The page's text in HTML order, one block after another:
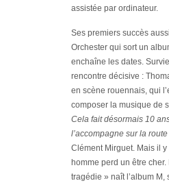
assistée par ordinateur.
Ses premiers succès
Orchester qui sort un
enchaîne les dates.
rencontre décisive :
en scène rouennais, qui
composer la musique de
Cela fait désormais 10
l’accompagne sur la route
Clément Mirguet. Mais il
homme perd un être cher.
tragédie » naît l’album M,